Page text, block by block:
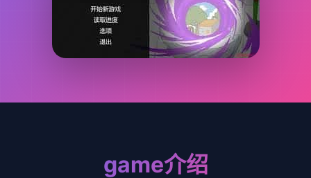
game介绍